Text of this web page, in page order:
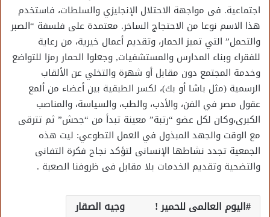
اجتماعية. فى مواجهة الاحتلال الإنجليزي والسلطات، فاستخدم
هذا الاسم نوعا من الاحتجاج الساخر. معتمدة على فلسفة “الصبر
والتحمل” التي تميز الحمار، وتقديم أعمال خيرية، من رعاية
للفقراء وبناء المدارس والمستشفيات, وجعلوا الحمار رمزا للتواضع
وخدمة المجتمع دون مقابل أو شهرة والتخلي عن الألقاب
الرسمية (مثل باشا أو بك)، لكسر الطبقية بين أعضاء من ألمع
عقول مصر في الفن، والأدب، والطب، والسياسة، والمناصب
الكبرى،وكان لكل عضو “رتبة” معينة تبدأ من “جحش” ثم تترقى
مع الوقت والجهد المبذول في العمل التطوعي: ليت هذه
الجمعية تجدد نشاطها الإنسانى لتؤكد نجاح فكرة التفانى
والتضحية وتقديم الخدمات بلا مقابل فى ظروفنا الصعبة .
اليوم العالمى للحمير ! وجيه الصقار